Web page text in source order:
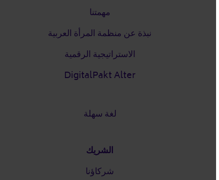
مهمتنا
نبذة عن منظمة المرأة العربية
الاستراتيجية الرقمية
DigitalPakt Alter
لغة سهلة
الشريك
شركاؤنا